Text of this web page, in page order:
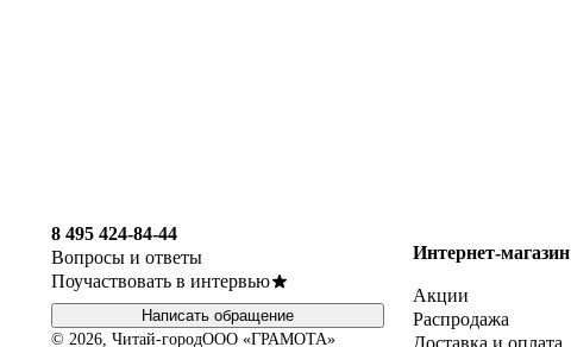
8 495 424-84-44
Вопросы и ответы
Поучаствовать в интервью
Написать обращение
© 2026, Читай-городООО «ГРАМОТА»
Интернет-магазин
Акции
Распродажа
Доставка и оплата